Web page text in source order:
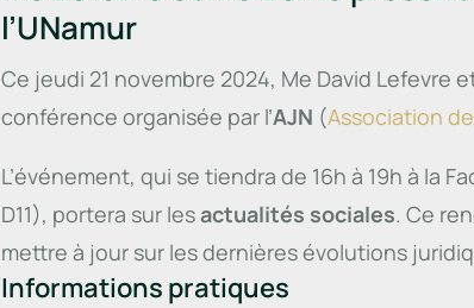
l’UNamur
Ce jeudi 21 novembre 2024, Me David
conférence organisée par l’AJN (Association
L’événement, qui se tiendra de 16h à 19h à la
D11), portera sur lesactualités sociales. Ce
mettre à jour sur les dernières évolutions
Informations pratiques